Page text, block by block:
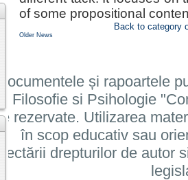
of some propositional
Back to category
Older News
și rapoartele
Filosofie si Psihologie
rezervate. Utilizarea
în scop educativ sau
drepturilor de autor